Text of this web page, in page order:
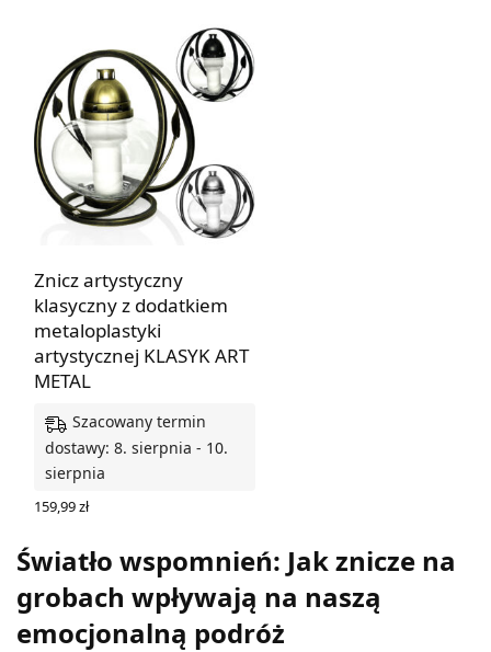
Znicz artystyczny
klasyczny z dodatkiem
metaloplastyki
artystycznej KLASYK ART
METAL
Szacowany termin
dostawy: 8. sierpnia - 10.
sierpnia
159,99zł
Światło wspomnień: Jak znicze na
grobach wpływają na naszą
emocjonalną podróż